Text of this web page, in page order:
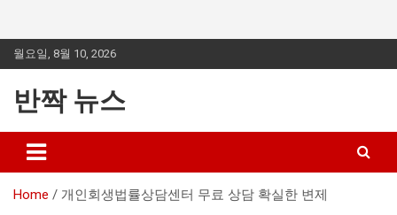
Skip
to
월요일, 8월 10, 2026
반짝 뉴스
Home 개인회생법률상담센터 무료 상담 확실한 변제